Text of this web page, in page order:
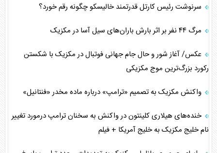
سرنوشت رئیس کارتل قدرتمند خالیسکو چگونه رقم خورد؟
مرگ ۴۴ نفر بر اثر بارش باران‌های سیل آسا در مکزیک
عکس/ آغاز شور و حال جام جهانی فوتبال در مکزیک با شکستن
رکورد بزرگ‌ترین موج مکزیکی
واکنش مکزیک به تصمیم «ترامپ» درباره ماده مخدر «فنتانیل»
خنده‌های هیلاری کلینتون در واکنش به سخنان ترامپ درمورد تغییر
نام خلیج مکزیک به خلیج آمریکا + فیلم